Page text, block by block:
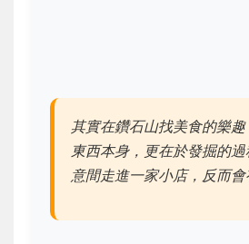
其實在鑽石山找美食的樂
東西本身，更在於發掘的
意間走進一家小店，反而會